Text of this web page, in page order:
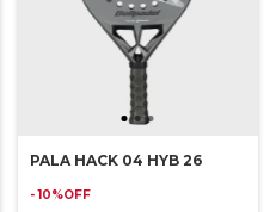
PALA HACK 04 HYB 26
- 10%OFF